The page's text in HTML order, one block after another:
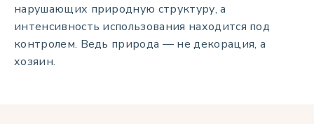
нарушающих природную структуру, а
интенсивность использования находится под
контролем. Ведь природа — не декорация, а
хозяин.